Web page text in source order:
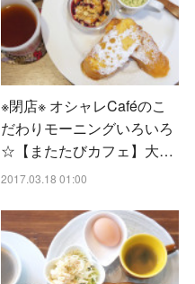
※閉店※ オシャレCaféのこ
だわりモーニングいろいろ
☆【またたびカフェ】大…
2017.03.18 01:00